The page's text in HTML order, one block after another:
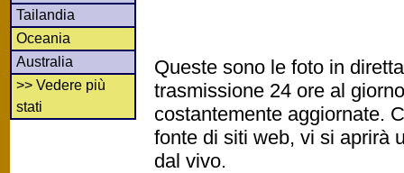
Tailandia
Oceania
Australia
>> Vedere più
stati
Queste sono le foto in
trasmissione 24 ore al
costantemente aggiornate.
fonte di siti web, vi si aprirà
dal vivo.